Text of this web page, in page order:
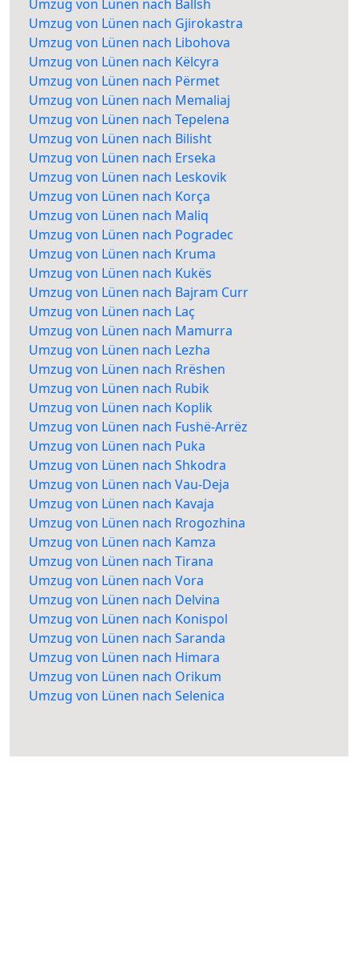
Umzug von Lünen nach Ballsh
Umzug von Lünen nach Gjirokastra
Umzug von Lünen nach Libohova
Umzug von Lünen nach Këlcyra
Umzug von Lünen nach Përmet
Umzug von Lünen nach Memaliaj
Umzug von Lünen nach Tepelena
Umzug von Lünen nach Bilisht
Umzug von Lünen nach Erseka
Umzug von Lünen nach Leskovik
Umzug von Lünen nach Korça
Umzug von Lünen nach Maliq
Umzug von Lünen nach Pogradec
Umzug von Lünen nach Kruma
Umzug von Lünen nach Kukës
Umzug von Lünen nach Bajram Curr
Umzug von Lünen nach Laç
Umzug von Lünen nach Mamurra
Umzug von Lünen nach Lezha
Umzug von Lünen nach Rrëshen
Umzug von Lünen nach Rubik
Umzug von Lünen nach Koplik
Umzug von Lünen nach Fushë-Arrëz
Umzug von Lünen nach Puka
Umzug von Lünen nach Shkodra
Umzug von Lünen nach Vau-Deja
Umzug von Lünen nach Kavaja
Umzug von Lünen nach Rrogozhina
Umzug von Lünen nach Kamza
Umzug von Lünen nach Tirana
Umzug von Lünen nach Vora
Umzug von Lünen nach Delvina
Umzug von Lünen nach Konispol
Umzug von Lünen nach Saranda
Umzug von Lünen nach Himara
Umzug von Lünen nach Orikum
Umzug von Lünen nach Selenica